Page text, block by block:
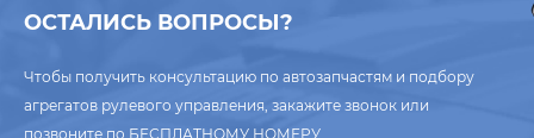
ОСТАЛИСЬ ВОПРОСЫ?
Чтобы получить консультацию по автозапчастям и подбору
агрегатов рулевого управления, закажите звонок или
позвоните по БЕСПЛАТНОМУ НОМЕРУ